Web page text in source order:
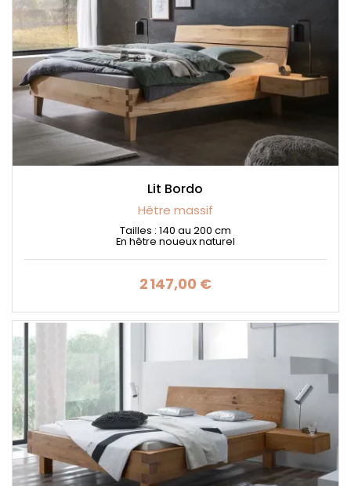
Lit Bordo
Hêtre massif
Tailles : 140 au 200 cm
En hêtre noueux naturel
Prix
2 147,00 €